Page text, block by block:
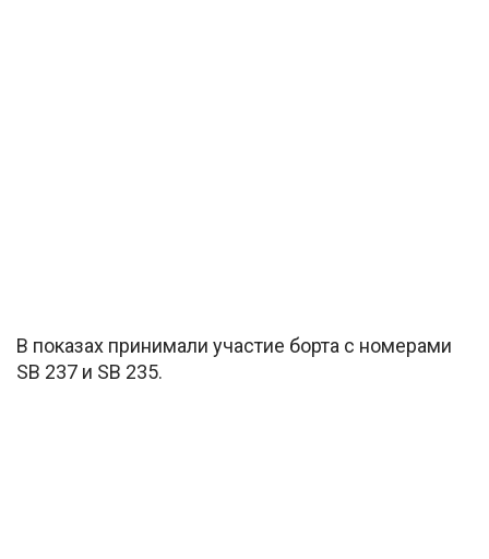
В показах принимали участие борта с номерами
SB 237 и SB 235.